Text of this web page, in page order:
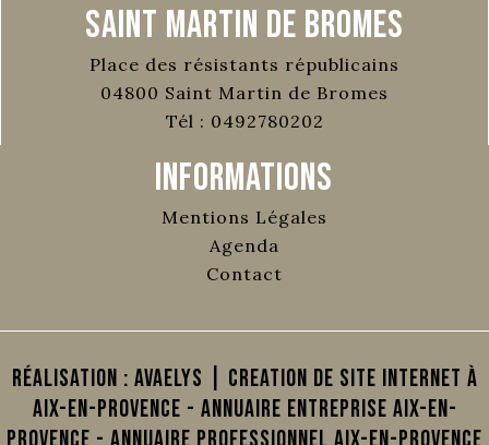
Saint Martin de Bromes
Place des résistants républicains
04800 Saint Martin de Bromes
Tél : 0492780202
Informations
Mentions Légales
Agenda
Contact
Réalisation : AVAELYS | Creation de site internet à
Aix-en-Provence - Annuaire Entreprise Aix-en-